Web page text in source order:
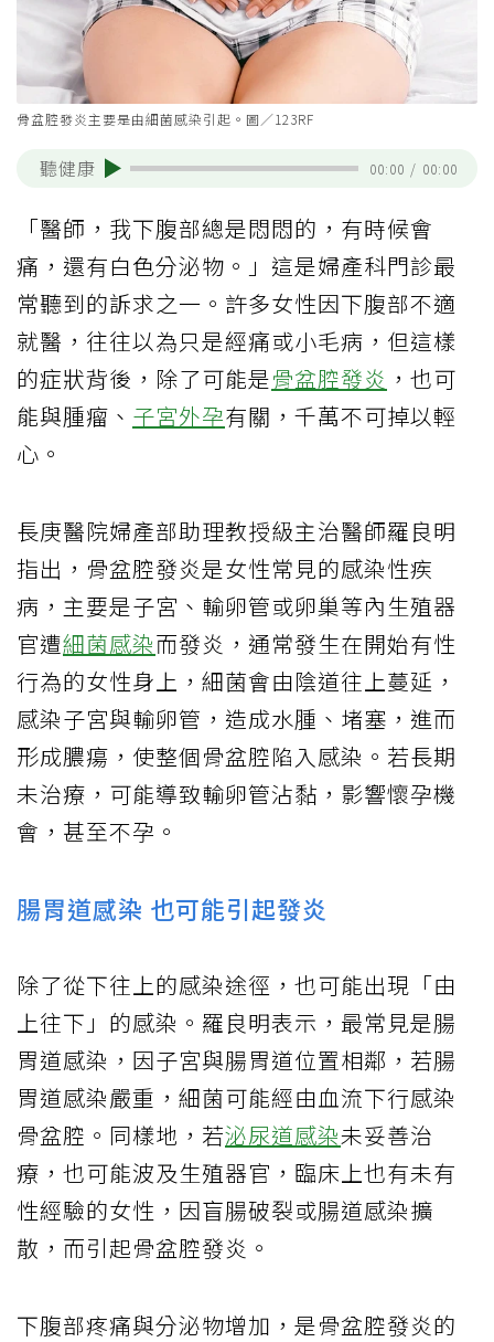
骨盆腔發炎主要是由細菌感染引起。圖／123RF
聽健康 00:00 / 00:00
「醫師，我下腹部總是悶悶的，有時候會
痛，還有白色分泌物。」這是婦產科門診最
常聽到的訴求之一。許多女性因下腹部不適
就醫，往往以為只是經痛或小毛病，但這樣
的症狀背後，除了可能是骨盆腔發炎 ，也可
能與腫瘤、 子宮外孕有關，千萬不可掉以輕
心。
長庚醫院婦產部助理教授級主治醫師羅良明
指出，骨盆腔發炎是女性常見的感染性疾
病，主要是子宮、輸卵管或卵巢等內生殖器
官遭細菌感染而發炎，通常發生在開始有性
行為的女性身上，細菌會由陰道往上蔓延，
感染子宮與輸卵管，造成水腫、堵塞，進而
形成膿瘍，使整個骨盆腔陷入感染。若長期
未治療，可能導致輸卵管沾黏，影響懷孕機
會，甚至不孕。
腸胃道感染 也可能引起發炎
除了從下往上的感染途徑，也可能出現「由
上往下」的感染。羅良明表示，最常見是腸
胃道感染，因子宮與腸胃道位置相鄰，若腸
胃道感染嚴重，細菌可能經由血流下行感染
骨盆腔。同樣地，若泌尿道感染未妥善治
療，也可能波及生殖器官，臨床上也有未有
性經驗的女性，因盲腸破裂或腸道感染擴
散，而引起骨盆腔發炎。
下腹部疼痛與分泌物增加，是骨盆腔發炎的